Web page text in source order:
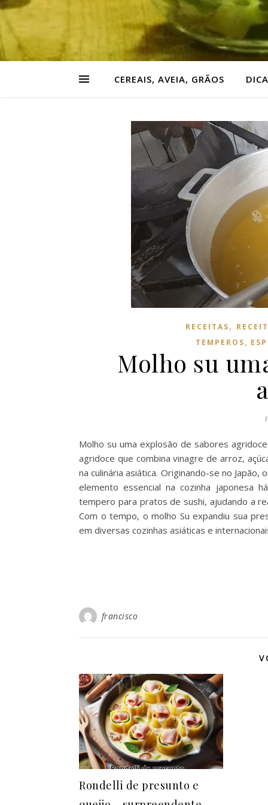
CEREAIS, AVEIA, GRÃOS
RECEITAS,
TEMPEROS,
Molho su
Molho su uma explosão de sabores
agridoce que combina vinagre de arroz,
na culinária asiática. Originando-se no
elemento essencial na cozinha japonesa
tempero para pratos de sushi, ajudando a
Com o tempo, o molho Su expandiu sua
em diversas cozinhas asiáticas e
francisco
Rondelli de presunto e